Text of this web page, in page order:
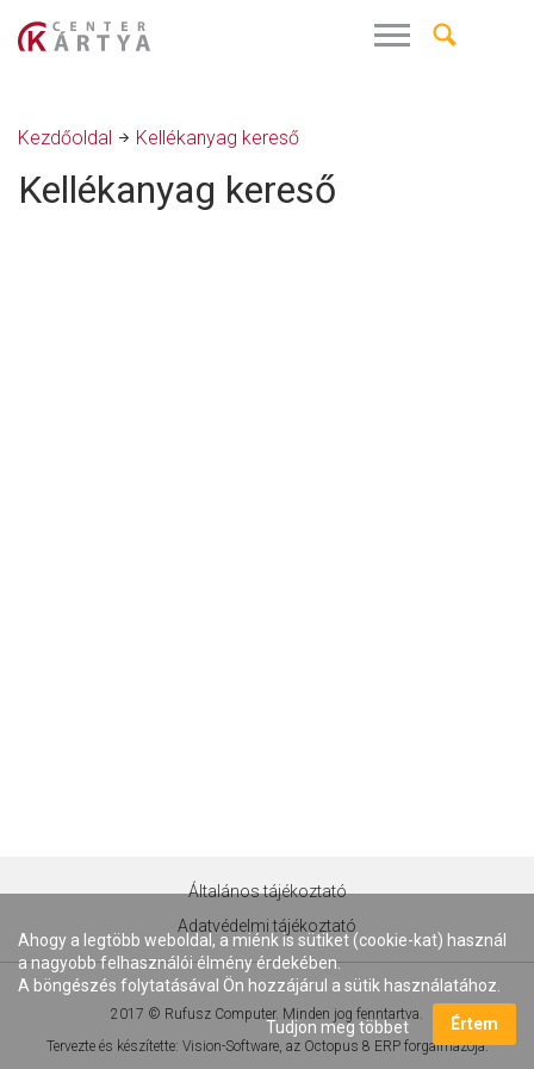
Kezdőoldal Kellékanyag kereső
Kellékanyag kereső
Általános tájékoztató
Adatvédelmi tájékoztató
2017 © Rufusz Computer. Minden jog fenntartva.
Tervezte és készítette: Vision-Software, az Octopus 8 ERPforgalmazója.
Ahogy a legtöbb weboldal, a miénk is sütiket (cookie-kat) használ
a nagyobb felhasználói élmény érdekében.
A böngészés folytatásával Ön hozzájárul a sütik használatához.
Értem
Tudjon meg többet